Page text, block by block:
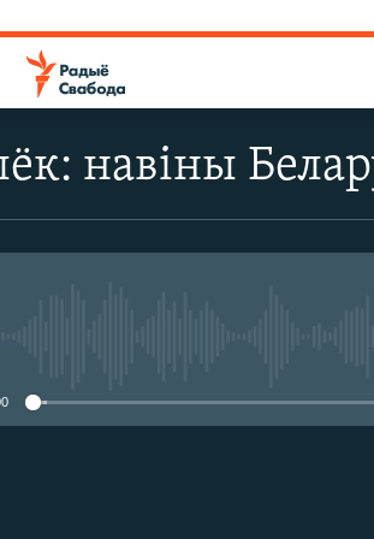
навіны